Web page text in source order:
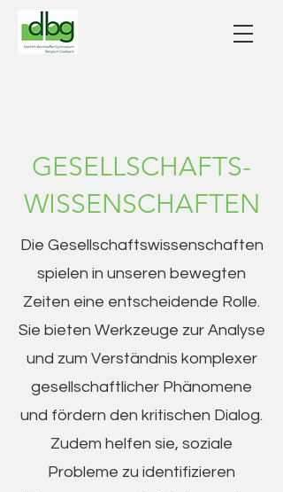
GESELLSCHAFTS-
WISSENSCHAFTEN
Die Gesellschaftswissenschaften
spielen in unseren bewegten
Zeiten eine entscheidende Rolle.
Sie bieten Werkzeuge zur Analyse
und zum Verständnis komplexer
gesellschaftlicher Phänomene
und fördern den kritischen Dialog.
Zudem helfen sie, soziale
Probleme zu identifizieren